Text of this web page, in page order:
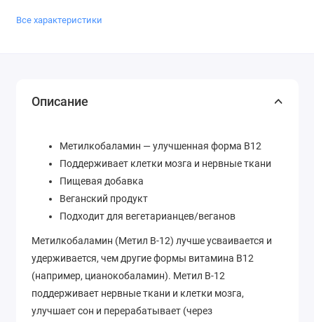
Все характеристики
Описание
Метилкобаламин — улучшенная форма B12
Поддерживает клетки мозга и нервные ткани
Пищевая добавка
Веганский продукт
Подходит для вегетарианцев/веганов
Метилкобаламин (Метил B-12) лучше усваивается и
удерживается, чем другие формы витамина B12
(например, цианокобаламин). Метил B-12
поддерживает нервные ткани и клетки мозга,
улучшает сон и перерабатывает (через